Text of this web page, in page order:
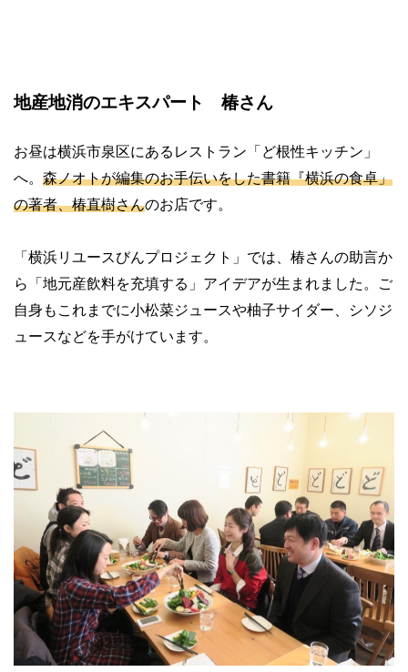
地産地消のエキスパート 椿さん
お昼は横浜市泉区にあるレストラン「ど根性キッチン」
へ。 森ノオトが編集のお手伝いをした書籍『横浜の食卓」
の著者、椿直樹さんのお店です。
「横浜リユースびんプロジェクト」では、椿さんの助言か
ら「地元産飲料を充填する」アイデアが生まれました。ご
自身もこれまでに小松菜ジュースや柚子サイダー、シソジ
ュースなどを手がけています。